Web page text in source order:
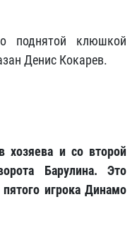
поднятой клюшкой
Денис Кокарев.
и со второй
Барулина. Это
игрока Динамо